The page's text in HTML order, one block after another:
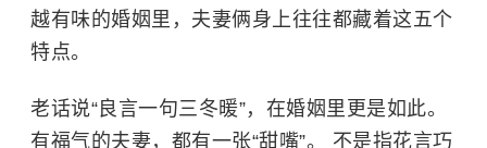
越有味的婚姻里，夫妻俩身上往往都藏着这五个
特点。
老话说“良言一句三冬暖”，在婚姻里更是如此。
有福气的夫妻，都有一张“甜嘴”。 不是指花言巧